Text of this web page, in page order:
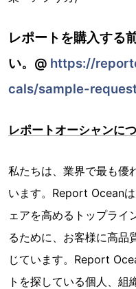
レポートを購入する
い。@ https://
cals/sample-
レポートオーシャンに
私たちは、業界で最も優
います。Report Ocean
ェアを高めるトップライ
るために、お客様に高品
じています。Report
トを探している個人、組